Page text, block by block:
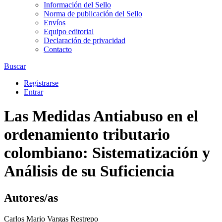
Información del Sello
Norma de publicación del Sello
Envíos
Equipo editorial
Declaración de privacidad
Contacto
Buscar
Registrarse
Entrar
Las Medidas Antiabuso en el
ordenamiento tributario
colombiano: Sistematización y
Análisis de su Suficiencia
Autores/as
Carlos Mario Vargas Restrepo